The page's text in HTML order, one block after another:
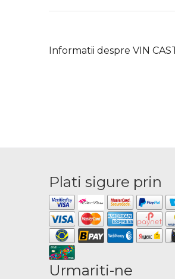
Informatii despre VIN
Plati sigure prin
Urmariti-ne